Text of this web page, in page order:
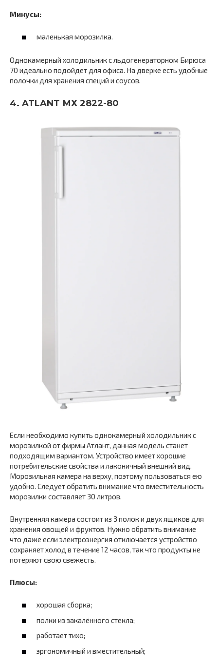
Минусы:
маленькая морозилка.
Однокамерный холодильник с льдогенераторном Бирюса
70 идеально подойдет для офиса. На дверке есть удобные
полочки для хранения специй и соусов.
4. ATLANT МХ 2822-80
Если необходимо купить однокамерный холодильник с
морозилкой от фирмы Атлант, данная модель станет
подходящим вариантом. Устройство имеет хорошие
потребительские свойства и лаконичный внешний вид.
Морозильная камера на верху, поэтому пользоваться ею
удобно. Следует обратить внимание что вместительность
морозилки составляет 30 литров.
Внутренняя камера состоит из 3 полок и двух ящиков для
хранения овощей и фруктов. Нужно обратить внимание
что даже если электроэнергия отключается устройство
сохраняет холод в течение 12 часов, так что продукты не
потеряют свою свежесть.
Плюсы:
хорошая сборка;
полки из закалённого стекла;
работает тихо;
эргономичный и вместительный;